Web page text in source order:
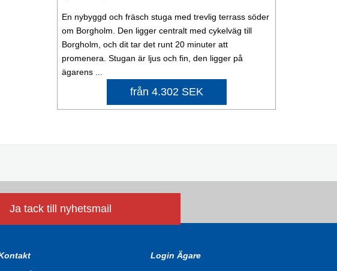
En nybyggd och fräsch stuga med trevlig terrass söder
om Borgholm. Den ligger centralt med cykelväg till
Borgholm, och dit tar det runt 20 minuter att
promenera. Stugan är ljus och fin, den ligger på
ägarens ...
från 4.302 SEK
Ja tack till nyhetsmail
Login Ägare